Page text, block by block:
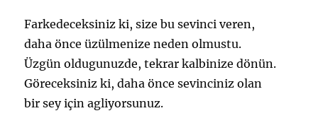
Farkedeceksiniz ki, size bu sevinci veren,
daha önce üzülmenize neden olmustu.
Üzgün oldugunuzde, tekrar kalbinize dönün.
Göreceksiniz ki, daha önce sevinciniz olan
bir sey için agliyorsunuz.